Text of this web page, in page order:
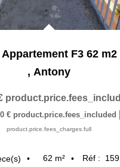
, Antony
€ product.price.fees_included
product.price.fees_charges.full
62 m² Réf : 159